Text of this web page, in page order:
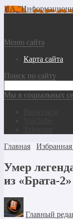
ИА
Меню сайта
Карта сайта
Поиск по сайту
Мы в социальных
Главная
Умер
из «Брата-2»
Главный